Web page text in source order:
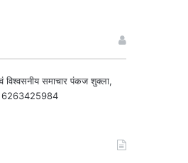
विश्वसनीय समाचार पंकज शुक्ला,
6263425984